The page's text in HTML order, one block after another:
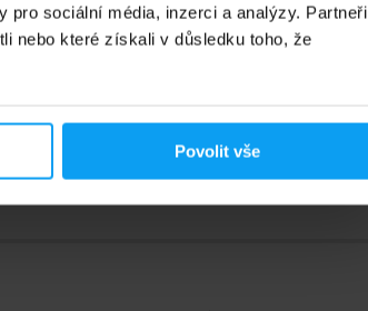
sociální média, inzerci a analýzy. Partneři
nebo které získali v důsledku toho, že
Povolit vše